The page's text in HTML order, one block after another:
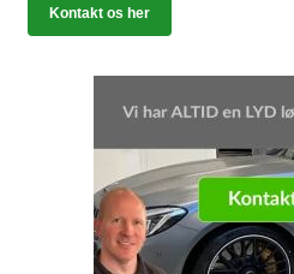
Kontakt os her